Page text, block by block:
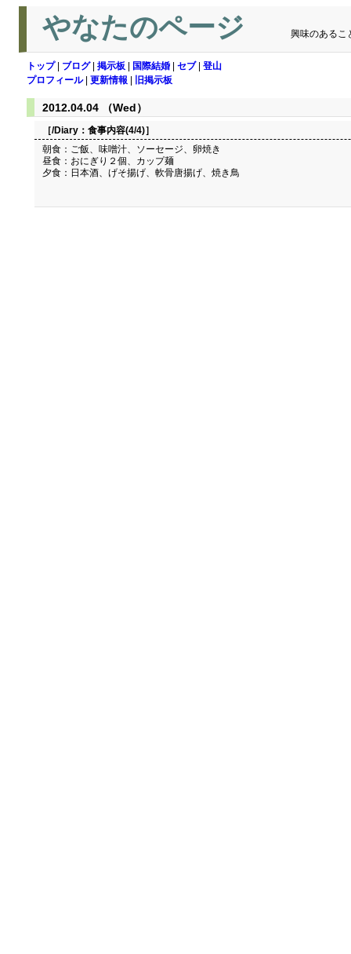
やなたのページ 興味のあるこ
トップ| ブログ| 掲示板 国際結婚 セブ| 登山
プロフィール| 更新情報 旧掲示板
2012.04.04 （Wed）
［/Diary： 食事内容(4/4)］
朝食：ご飯、味噌汁、ソーセージ、卵焼き
昼食：おにぎり２個、カップ麺
夕食：日本酒、げそ揚げ、軟骨唐揚げ、焼き鳥